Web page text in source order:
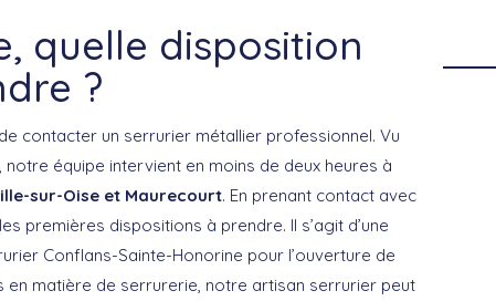
quelle disposition
?
contacter un serrurier métallier professionnel. Vu
équipe intervient en moins de deux heures à
sur-Oise et Maurecourt. En prenant contact avec
premières dispositions à prendre. Il s’agit d’une
Conflans-Sainte-Honorine pour l’ouverture de
en matière de serrurerie, notre artisan serrurier peut